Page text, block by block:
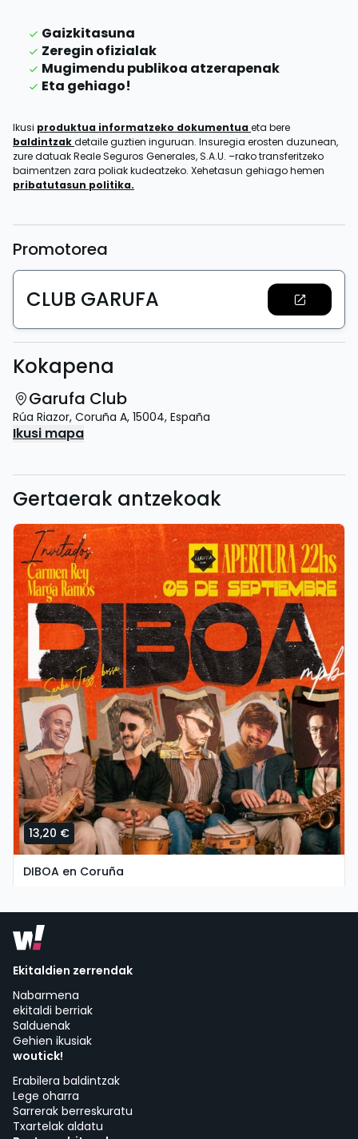
Gaizkitasuna
Zeregin ofizialak
Mugimendu publikoa atzerapenak
Eta gehiago!
Ikusi produktua informatzeko dokumentua eta bere
baldintzakdetaile guztien inguruan. Insuregia erosten duzunean,
zure datuak Reale Seguros Generales, S.A.U. –rako transferitzeko
baimentzen zara poliak kudeatzeko. Xehetasun gehiago hemen
pribatutasun politika.
Promotorea
CLUB GARUFA
Kokapena
Garufa Club
Rúa Riazor, Coruña A, 15004, España
Ikusi mapa
Gertaerak antzekoak
13,20 €
DIBOA en Coruña
Ekitaldien zerrendak
Nabarmena
ekitaldi berriak
Salduenak
Gehien ikusiak
woutick!
Erabilera baldintzak
Lege oharra
Sarrerak berreskuratu
Txartelak aldatu